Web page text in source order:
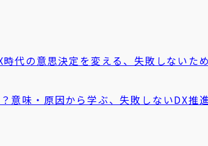
時代の意思決定を変える、失敗しないた
意味・原因から学ぶ、失敗しないDX推